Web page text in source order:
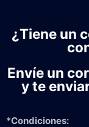
¿Tiene un
Envíe un
y te
*Condiciones: